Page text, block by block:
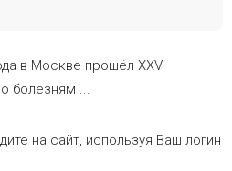
в Москве прошёл XXV
болезням ...
на сайт, используя Ваш логин